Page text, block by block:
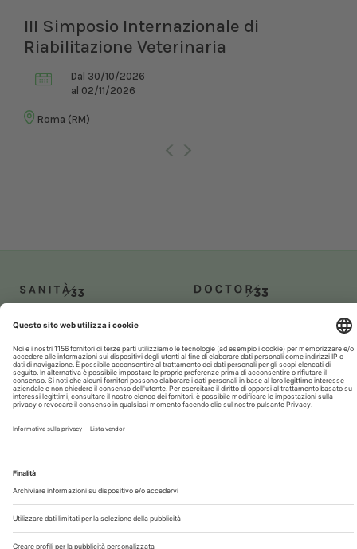
III Simposio Internazionale di
Riabilitazione Veterinaria
Dal 30/10/2026
al 02/11/2026
Roma (RM)